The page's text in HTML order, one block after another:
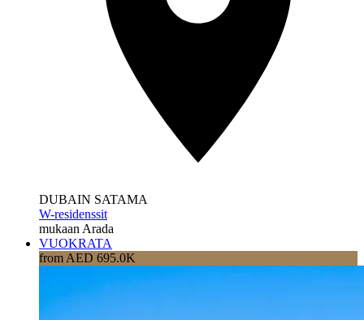
DUBAIN SATAMA
W-residenssit
mukaan Arada
VUOKRATA
from AED 695.0K